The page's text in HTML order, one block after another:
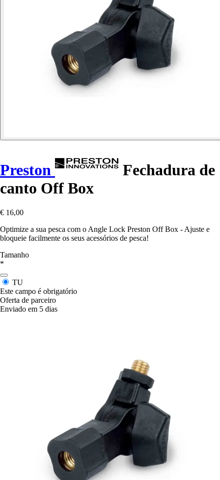
Preston
Fechadura de
canto Off Box
€ 16,00
Optimize a sua pesca com o Angle Lock Preston Off Box - Ajuste e
bloqueie facilmente os seus acessórios de pesca!
Tamanho
*
TU
Este campo é obrigatório
Oferta de parceiro
Enviado em 5 dias